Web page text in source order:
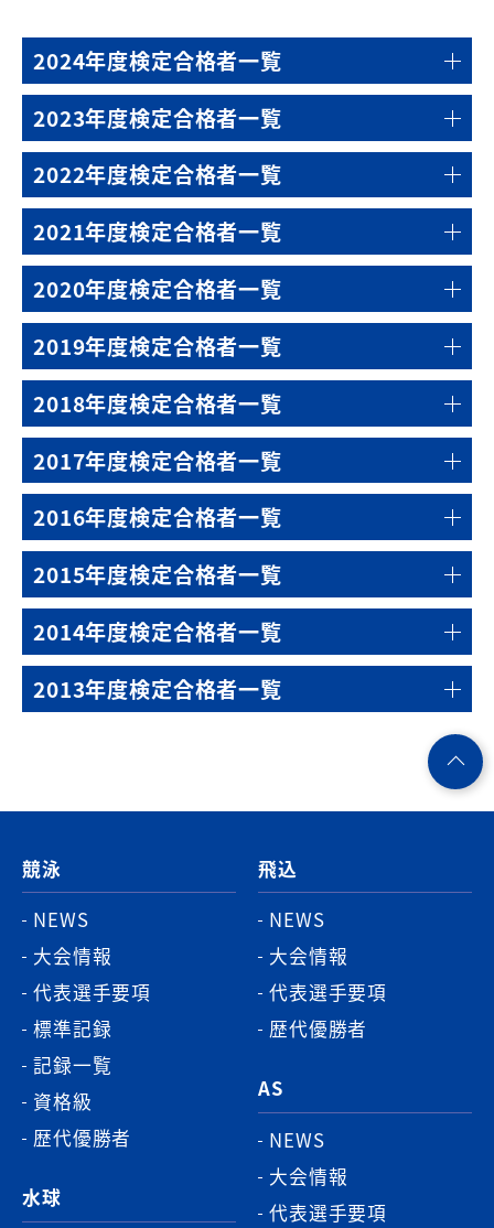
2024年度検定合格者一覧
2023年度検定合格者一覧
2022年度検定合格者一覧
2021年度検定合格者一覧
2020年度検定合格者一覧
2019年度検定合格者一覧
2018年度検定合格者一覧
2017年度検定合格者一覧
2016年度検定合格者一覧
2015年度検定合格者一覧
2014年度検定合格者一覧
2013年度検定合格者一覧
競泳
NEWS
大会情報
代表選手要項
標準記録
記録一覧
資格級
歴代優勝者
水球
飛込
NEWS
大会情報
代表選手要項
歴代優勝者
AS
NEWS
大会情報
代表選手要項